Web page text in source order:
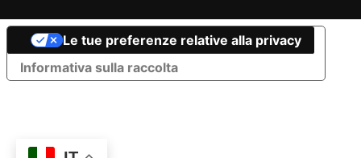
Informativa sulla raccolta
Le tue preferenze relative alla privacy